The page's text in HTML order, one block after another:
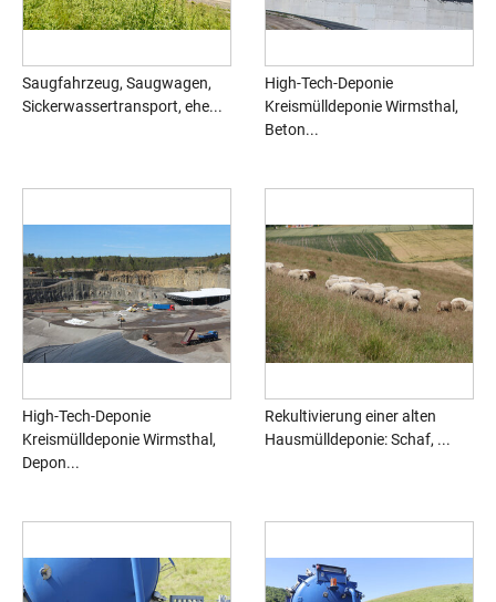
Saugfahrzeug, Saugwagen,
Sickerwassertransport, ehe...
High-Tech-Deponie
Kreismülldeponie Wirmsthal,
Beton...
High-Tech-Deponie
Kreismülldeponie Wirmsthal,
Depon...
Rekultivierung einer alten
Hausmülldeponie: Schaf, ...